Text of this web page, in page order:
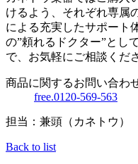
けるよう、それぞれ専属
による充実したサポート
の”頼れるドクター”とし
で、お気軽にご相談くだ
商品に関するお問い合わ
free.0120-569-563
担当：兼頭（カネトウ）
Back to list